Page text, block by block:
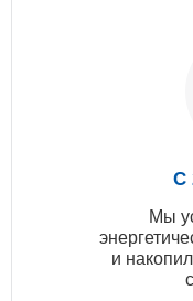
С
Мы
и